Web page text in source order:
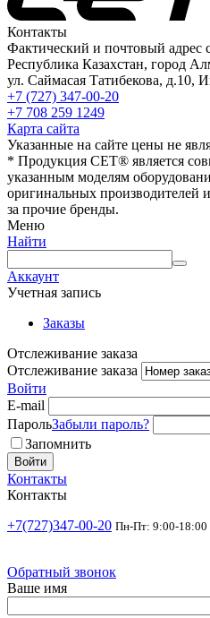
Контакты
Фактический и почтовый адрес
Республика Казахстан, город
ул. Саймасая Татибекова, д.10,
+7 (727) 347-00-20
+7 708 259 1249
Карта сайта
Указанные на сайте цены не
* Продукция СЕТ® является
указанным моделям
оригинальных производителей
за прочие бренды.
Меню
Найти
Аккаунт
Учетная запись
Заказы
Отслеживание заказа
Отслеживание заказа
Войти
E-mail
ПарольЗабыли пароль?
Запомнить
Войти
Контакты
Контакты
+7(727)347-00-20 Пн-Пт: 9:00-18:00
Обратный звонок
Ваше имя